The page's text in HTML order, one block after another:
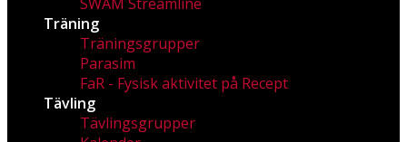
Träning
Träningsgrupper
Parasim
FaR - Fysisk aktivitet på Recept
Tävling
Tävlingsgrupper